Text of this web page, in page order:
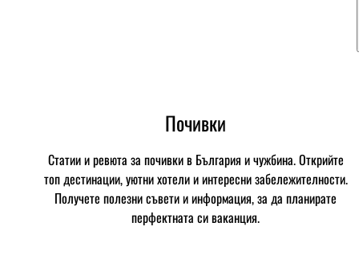
Почивки
Статии и ревюта за почивки в България и чужбина. Открийте
топ дестинации, уютни хотели и интересни забележителности.
Получете полезни съвети и информация, за да планирате
перфектната си ваканция.